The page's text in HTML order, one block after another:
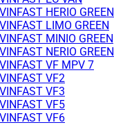
HERIO GREEN
LIMO GREEN
MINIO GREEN
NERIO GREEN
VF MPV 7
VF2
VF3
VF5
VF6